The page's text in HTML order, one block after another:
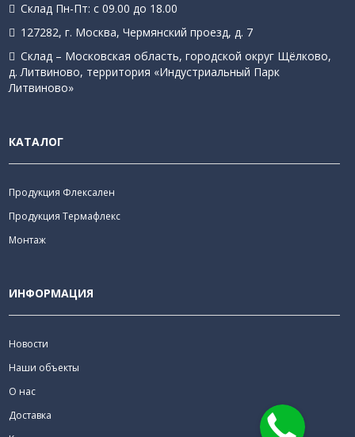
Склад Пн-Пт: с 09.00 до 18.00
127282, г. Москва, Чермянский проезд, д. 7
Склад – Московская область, городской округ Щёлково,
д. Литвиново, территория «Индустриальный Парк
Литвиново»
КАТАЛОГ
Продукция Флексален
Продукция Термафлекс
Монтаж
ИНФОРМАЦИЯ
Новости
Наши объекты
О нас
Доставка